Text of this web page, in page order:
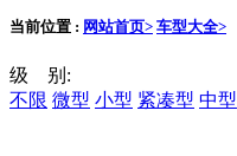
当前位置 : 网站首页> 车型大全>
级 别:
不限 微型 小型 紧凑型 中型